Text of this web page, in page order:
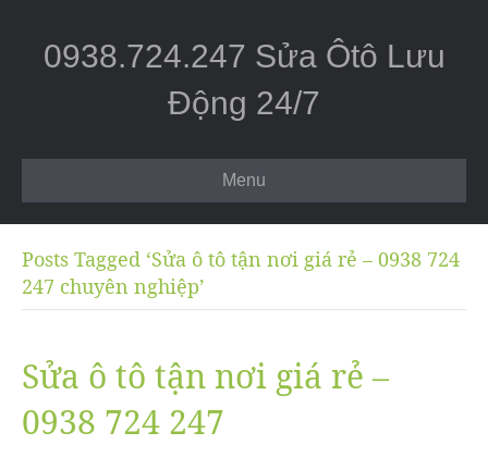
0938.724.247 Sửa Ôtô Lưu
Động 24/7
Menu
Posts Tagged ‘Sửa ô tô tận nơi giá rẻ – 0938 724
247 chuyên nghiệp’
Sửa ô tô tận nơi giá rẻ –
0938 724 247